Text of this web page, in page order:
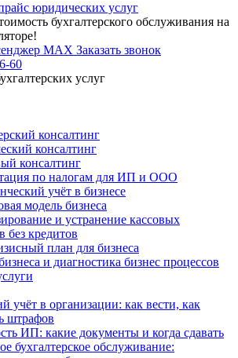
юридических услуг
бухгалтерского обслуживания на
MAX Заказать звонок
60
услуг
консалтинг
консалтинг
консалтинг
по налогам для ИП и ООО
учёт в бизнесе
модель бизнеса
и устранение кассовых
без кредитов
план для бизнеса
и диагностика бизнес процессов
учёт в организации: как вести, как
штрафов
ИП: какие документы и когда сдавать
бухгалтерское обслуживание: